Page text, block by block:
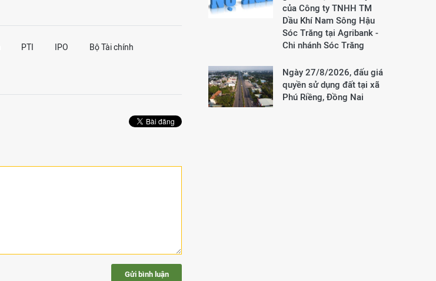
PTI IPO Bộ Tài chính
Gửi bình luận
của Công ty TNHH TM
Dầu Khí Nam Sông Hậu
Sóc Trăng tại Agribank -
Chi nhánh Sóc Trăng
Ngày 27/8/2026, đấu giá
quyền sử dụng đất tại xã
Phú Riềng, Đồng Nai